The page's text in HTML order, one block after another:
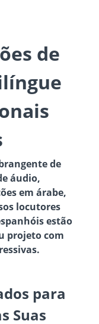
de
de
áudio,
em árabe,
locutores
estão
projeto com
para
Suas